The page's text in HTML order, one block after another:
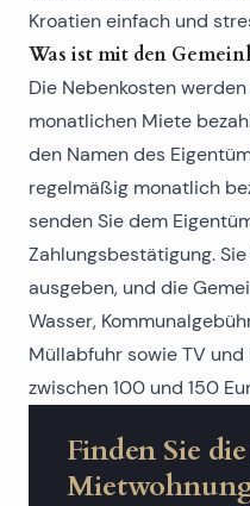
Kroatien einfach und
Was ist mit den
Die Nebenkosten
monatlichen Miete
den Namen des
regelmäßig monatlich
senden Sie dem
Zahlungsbestätigung.
ausgeben, und die
Wasser,
Müllabfuhr sowie TV
zwischen 100 und 150
Finden Sie